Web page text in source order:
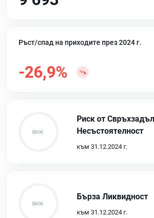
Ръст/спад на приходите през 2024 г.
-26,9%
Риск от
Несъстоятелност
към 31.12.2024 г.
Бърза Ликвидност
към 31.12.2024 г.